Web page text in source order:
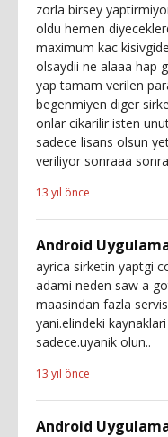
zorla birsey
oldu hemen
maximum kac
olsaydii ne alaaa hap
yap tamam verilen
begenmiyen diger
onlar cikarilir isten
sadece lisans olsun
veriliyor sonraaa
13 yıl önce
Android
ayrica sirketin yaptgi
adami neden saw a
maasindan fazla
yani.elindeki
sadece.uyanik olun..
13 yıl önce
Android